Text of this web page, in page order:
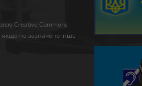
Creative Commons
, якщо не зазначено інше